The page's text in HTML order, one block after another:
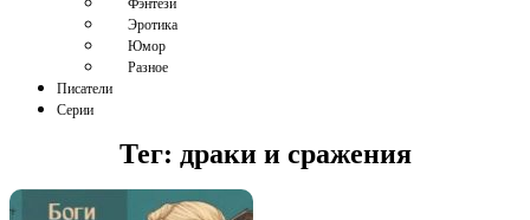
Фэнтези
Эротика
Юмор
Разное
Писатели
Серии
Тег: драки и сражения